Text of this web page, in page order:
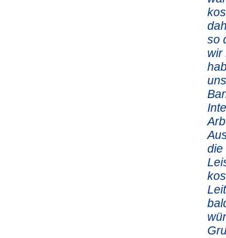
so
wir
die